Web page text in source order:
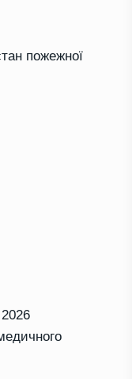
пожежної